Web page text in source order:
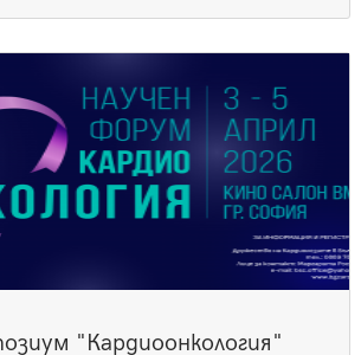
"Кардиоонкология"